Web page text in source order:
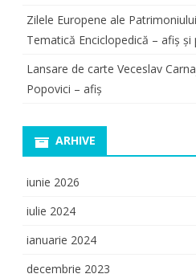
Zilele Europene ale
Tematică Enciclopedică – afiș și
Lansare de carte Veceslav
Popovici – afiș
ARHIVE
iunie 2026
iulie 2024
ianuarie 2024
decembrie 2023